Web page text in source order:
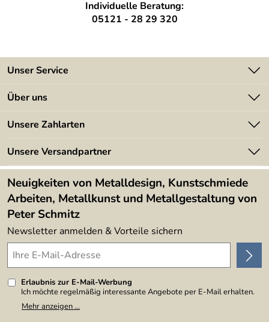
Individuelle Beratung:
05121 - 28 29 320
Unser Service
Kontakt
Kundeninformationen
Newsletter
Lieferbedingungen
Über uns
Angebote
Kundenbewertungen (394)
4,9/5
Unsere Zahlarten
Unsere Versandpartner
Neuigkeiten von Metalldesign, Kunstschmiede
Arbeiten, Metallkunst und Metallgestaltung von
Peter Schmitz
Newsletter anmelden & Vorteile sichern
Erlaubnis zur E-Mail-Werbung
Ich möchte regelmäßig interessante Angebote per E-Mail erhalten.
Meine E-Mail-Adresse wird nicht an andere Unternehmen
weitergegeben. Zu statistischen Zwecken wird in anonymer Form
Mehr anzeigen ...